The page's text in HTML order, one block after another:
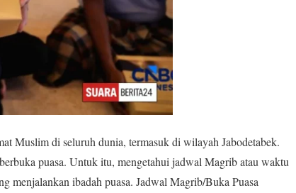
Muslim di seluruh dunia, termasuk di wilayah Jabodetabek.
puasa. Untuk itu, mengetahui jadwal Magrib atau waktu
menjalankan ibadah puasa. Jadwal Magrib/Buka Puasa